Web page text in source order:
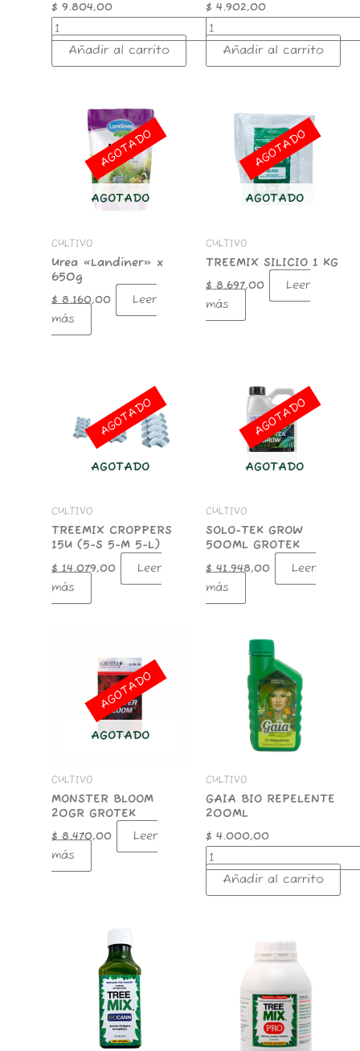
$ 9.804,00
Añadir al carrito
$ 4.902,00
Añadir al carrito
AGOTADO
CULTIVO
Urea «Landiner» x
650g
$8.160,00
Leer
más
AGOTADO
AGOTADO
CULTIVO
TREEMIX SILICIO 1 KG
$8.697,00
Leer
más
AGOTADO
AGOTADO
CULTIVO
TREEMIX CROPPERS
15U (5-S 5-M 5-L)
$14.079,00
Leer
más
AGOTADO
AGOTADO
CULTIVO
SOLO-TEK GROW
500ML GROTEK
$41.948,00
Leer
más
AGOTADO
AGOTADO
CULTIVO
MONSTER BLOOM
20GR GROTEK
$8.470,00
Leer
más
AGOTADO
CULTIVO
GAIA BIO REPELENTE
200ML
$ 4.000,00
REPELENTE
cantidad
Añadir al carrito
cantidad